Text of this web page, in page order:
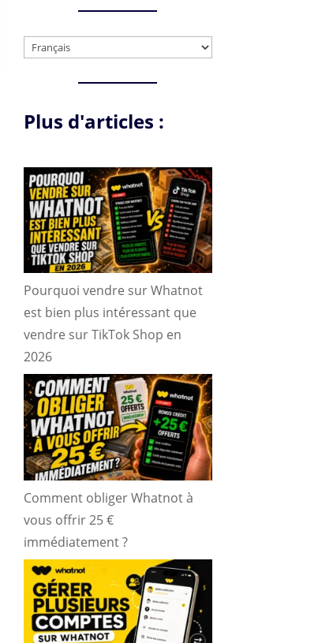
Choisir
Plus d'articles :
Pourquoi vendre sur Whatnot
est bien plus intéressant que
vendre sur TikTok Shop en
2026
Comment obliger Whatnot à
vous offrir 25 €
immédiatement ?